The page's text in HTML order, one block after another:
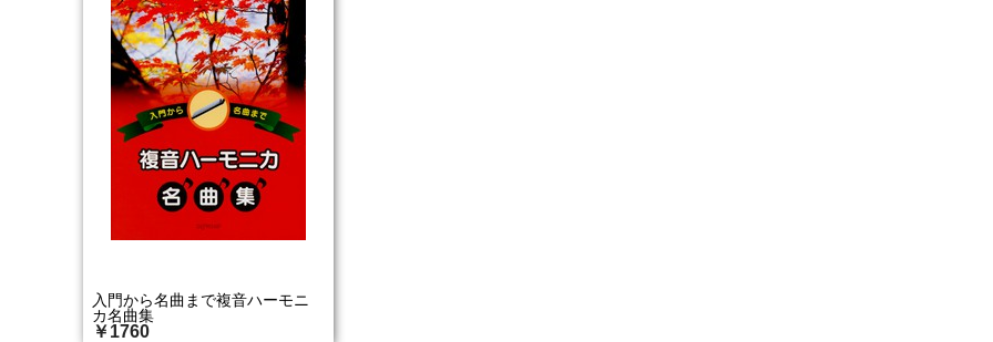
入門から名曲まで複音ハーモニ
カ名曲集
￥1760